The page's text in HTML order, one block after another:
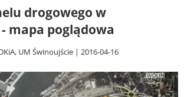
drogowego w
mapa poglądowa
UM Świnoujście 2016-04-16